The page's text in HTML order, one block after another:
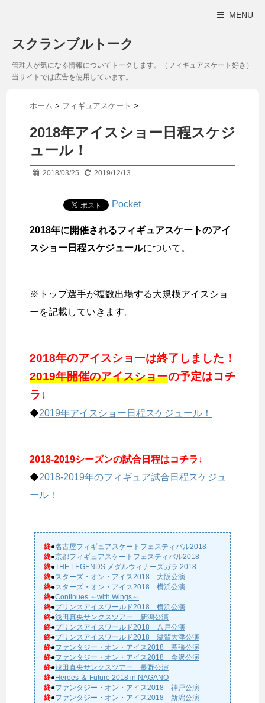
MENU
スクランブルトーク
管理人が気になる情報についてトークします。（フィギュアスケート好き）
当サイトでは広告を使用しています。
ホーム > フィギュアスケート >
2018年アイスショー日程スケジ
ュール！
2018/03/25 2019/12/13
Pocket
2018年に開催されるフィギュアスケートのアイ
スショー日程スケジュールについて。
※トップ選手が複数出場する大規模アイスショ
ーを記載していきます。
2018年のアイスショーは終了しました！
2019年開催のアイスショーの予定はコチ
ラ↓
◆2019年アイスショー日程スケジュール！
2018-2019シーズンの試合日程はコチラ↓
◆2018-2019年のフィギュア試合日程スケジュ
ール！
終●名古屋フィギュアスケートフェスティバル2018
終●京都フィギュアスケートフェスティバル2018
終●THE LEGENDS メダルウィナーズガラ 2018
終●スターズ・オン・アイス2018 大阪公演
終●スターズ・オン・アイス2018 横浜公演
終●Continues ～with Wings～
終●プリンスアイスワールド2018 横浜公演
終●浅田真央サンクスツアー 新潟公演
終●プリンスアイスワールド2018 八戸公演
終●プリンスアイスワールド2018 滋賀大津公演
終●ファンタジー・オン・アイス2018 幕張公演
終●ファンタジー・オン・アイス2018 金沢公演
終●浅田真央サンクスツアー 長野公演
終●Heroes ＆ Future 2018 in NAGANO
終●ファンタジー・オン・アイス2018 神戸公演
終●ファンタジー・オン・アイス2018 新潟公演